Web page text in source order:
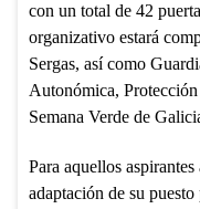
con un total de 42
organizativo estará
Sergas, así como
Autonómica,
Semana Verde de
Para aquellos
adaptación de su